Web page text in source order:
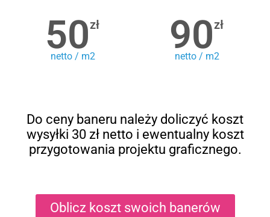
50zł
netto / m2 90zł
netto / m2
Do ceny baneru należy doliczyć koszt
wysyłki 30 zł netto i ewentualny koszt
przygotowania projektu graficznego.
Oblicz koszt swoich banerów